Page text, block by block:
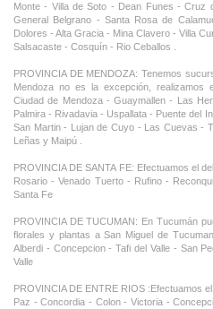
Monte - Villa de Soto - Dean Funes -
General Belgrano - Santa Rosa de
Dolores - Alta Gracia - Mina Clavero - Villa
Salsacaste - Cosquín - Rio Ceballos .
PROVINCIA DE MENDOZA: Tenemos
Mendoza no es la excepción,
Ciudad de Mendoza - Guaymallen - Las
Palmira - Rivadavia - Uspallata - Puente del
San Martin - Lujan de Cuyo - Las Cuevas -
Leñas y Maipú .
PROVINCIA DE SANTA FE: Efectuamos el
Rosario - Venado Tuerto - Rufino -
Santa Fe
PROVINCIA DE TUCUMAN: En Tucumán
florales y plantas a San Miguel de
Alberdi - Concepcion - Tafi del Valle - San
Valle
PROVINCIA DE ENTRE RIOS :Efectuamos
Paz - Concordia - Colon - Victoria -